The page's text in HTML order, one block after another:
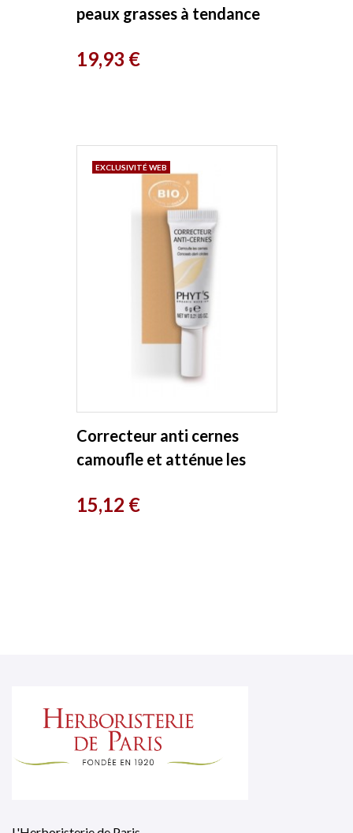
peaux grasses à tendance
160ml...
Prix
19,93 €
Correcteur anti cernes
camoufle et atténue les
Prix
15,12 €
EXCLUSIVITÉ WEB